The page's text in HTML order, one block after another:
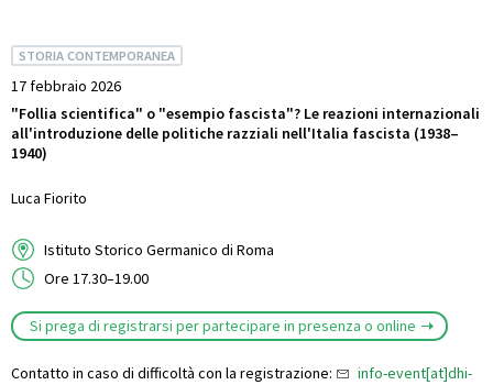
STORIA CONTEMPORANEA
17 febbraio 2026
"Follia scientifica" o "esempio fascista"? Le reazioni internazionali
all'introduzione delle politiche razziali nell'Italia fascista (1938–
1940)
Luca Fiorito
Istituto Storico Germanico di Roma
Ore 17.30–19.00
Si prega di registrarsi per partecipare in presenza o online
Contatto in caso di difficoltà con la registrazione:
info-event[at]dhi-